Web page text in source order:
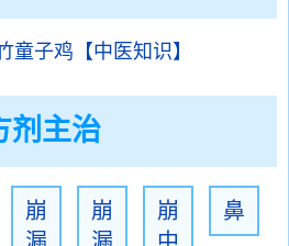
童子鸡【中医知识】
剂主治
崩
崩
崩
鼻